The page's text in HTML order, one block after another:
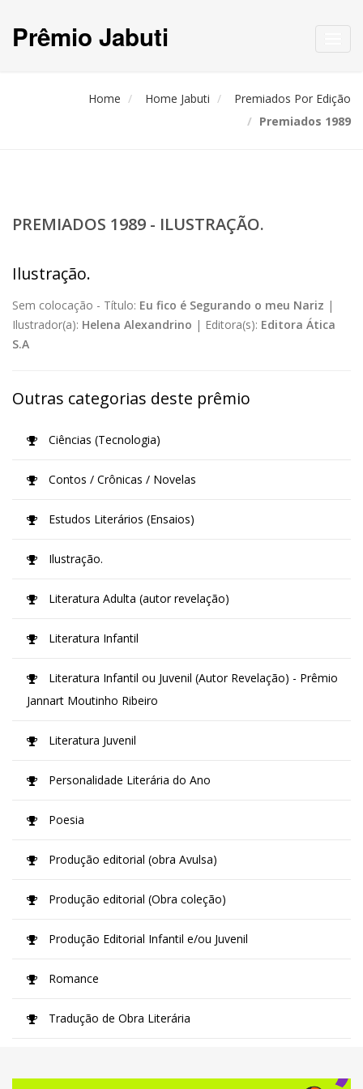
Prêmio Jabuti
Home Home Jabuti
Premiados Por Edição
Premiados 1989
PREMIADOS 1989 - ILUSTRAÇÃO.
Ilustração.
Sem colocação - Título: Eu fico é Segurando o meu Nariz |
Ilustrador(a): Helena Alexandrino | Editora(s): Editora Ática
S.A
Outras categorias deste prêmio
Ciências (Tecnologia)
Contos / Crônicas / Novelas
Estudos Literários (Ensaios)
Ilustração.
Literatura Adulta (autor revelação)
Literatura Infantil
Literatura Infantil ou Juvenil (Autor Revelação) - Prêmio
Jannart Moutinho Ribeiro
Literatura Juvenil
Personalidade Literária do Ano
Poesia
Produção editorial (obra Avulsa)
Produção editorial (Obra coleção)
Produção Editorial Infantil e/ou Juvenil
Romance
Tradução de Obra Literária